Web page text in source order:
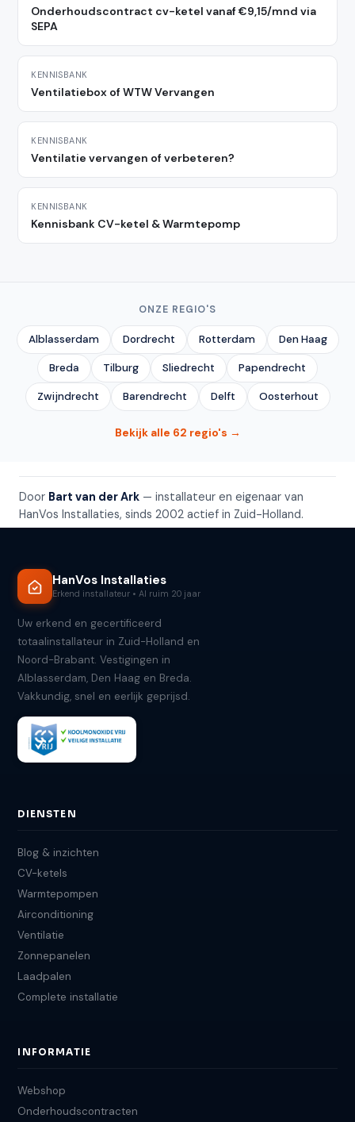
Onderhoudscontract cv-ketel vanaf €9,15/mnd via
SEPA
KENNISBANK
Ventilatiebox of WTW Vervangen
KENNISBANK
Ventilatie vervangen of verbeteren?
KENNISBANK
Kennisbank CV-ketel & Warmtepomp
ONZE REGIO'S
Alblasserdam Dordrecht Rotterdam Den Haag
Breda Tilburg Sliedrecht Papendrecht
Zwijndrecht Barendrecht Delft Oosterhout
Bekijk alle 62 regio's →
Door Bart van der Ark — installateur en eigenaar van
HanVos Installaties, sinds 2002 actief in Zuid-Holland.
HanVos Installaties
Erkend installateur • Al ruim 20 jaar
Uw erkend en gecertificeerd
totaalinstallateur in Zuid-Holland en
Noord-Brabant. Vestigingen in
Alblasserdam, Den Haag en Breda.
Vakkundig, snel en eerlijk geprijsd.
DIENSTEN
Blog & inzichten
CV-ketels
Warmtepompen
Airconditioning
Ventilatie
Zonnepanelen
Laadpalen
Complete installatie
INFORMATIE
Webshop
Onderhoudscontracten